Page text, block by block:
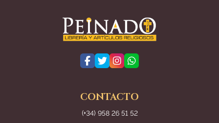
CONTACTO
(+34) 958 26 51 52